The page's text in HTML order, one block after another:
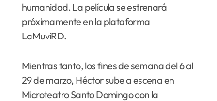
humanidad. La película se estrenará
próximamente en la plataforma
LaMuviRD.
Mientras tanto, los fines de semana del 6 al
29 de marzo, Héctor sube a escena en
Microteatro Santo Domingo con la